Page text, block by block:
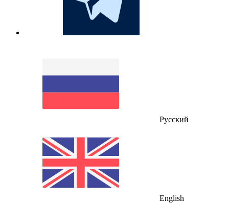
Русский
English